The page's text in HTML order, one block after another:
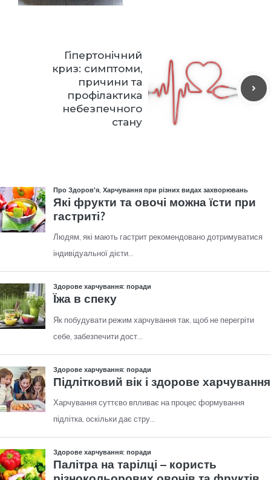
Гіпертонічний
криз: симптоми,
причини та
профілактика
небезпечного
стану